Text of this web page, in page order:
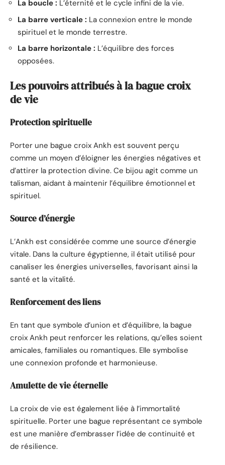
La boucle : L’éternité et le cycle infini de la vie.
La barre verticale : La connexion entre le monde
spirituel et le monde terrestre.
La barre horizontale : L’équilibre des forces
opposées.
Les pouvoirs attribués à la bague croix
de vie
Protection spirituelle
Porter une bague croix Ankh est souvent perçu
comme un moyen d’éloigner les énergies négatives et
d’attirer la protection divine. Ce bijou agit comme un
talisman, aidant à maintenir l’équilibre émotionnel et
spirituel.
Source d’énergie
L’Ankh est considérée comme une source d’énergie
vitale. Dans la culture égyptienne, il était utilisé pour
canaliser les énergies universelles, favorisant ainsi la
santé et la vitalité.
Renforcement des liens
En tant que symbole d’union et d’équilibre, la bague
croix Ankh peut renforcer les relations, qu’elles soient
amicales, familiales ou romantiques. Elle symbolise
une connexion profonde et harmonieuse.
Amulette de vie éternelle
La croix de vie est également liée à l’immortalité
spirituelle. Porter une bague représentant ce symbole
est une manière d’embrasser l’idée de continuité et
de résilience.